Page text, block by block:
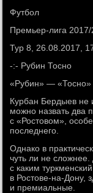
Футбол
Премьер-лига 2017/
Тур 8, 26.08.2017,
-:- Рубин Тосно
«Рубин» — «Тосно»
Курбан Бердыев не
можно назвать два
с «Ростовом»,
последнего.
Однако в
чуть ли не
с каким
в Ростове-на-Дону,
и премиальные.